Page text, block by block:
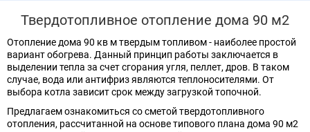
Твердотопливное отопление дома 90 м2
Отопление дома 90 кв м твердым топливом - наиболее простой
вариант обогрева. Данный принцип работы заключается в
выделении тепла за счет сгорания угля, пеллет, дров. В таком
случае, вода или антифриз являются теплоносителями. От
выбора котла зависит срок между загрузкой топочной.
Предлагаем ознакомиться со сметой твердотопливного
отопления, рассчитанной на основе типового плана дома 90 м2